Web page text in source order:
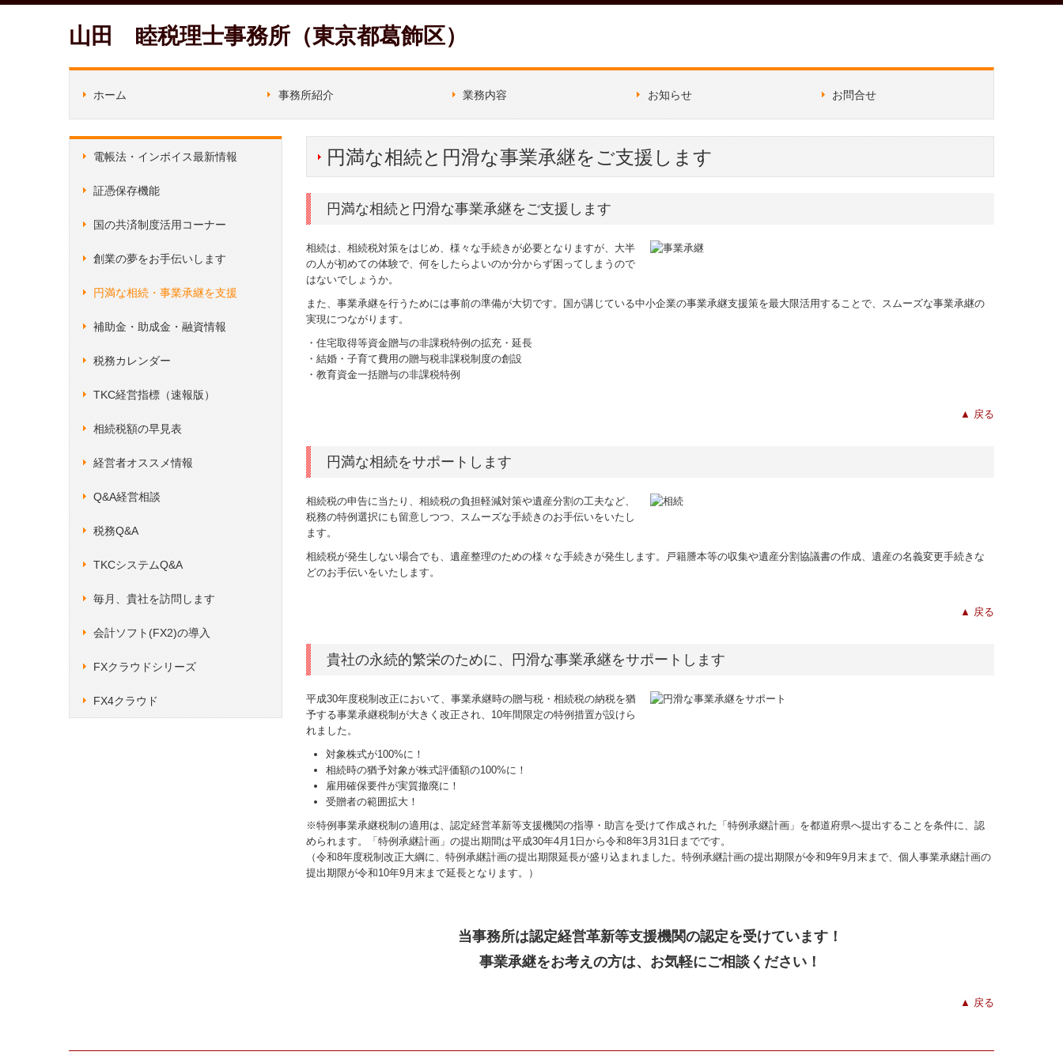
山田 睦税理士事務所（東京都葛飾区）
ホーム 事務所紹介
経営理念
料金について
スタッフ紹介
業務内容 お知らせ
これから創業される皆様へ
お問合せ
電帳法・インボイス最新情報
証憑保存機能
国の共済制度活用コーナー
創業の夢をお手伝いします
円満な相続・事業承継を支援
補助金・助成金・融資情報
税務カレンダー
TKC経営指標（速報版）
相続税額の早見表
経営者オススメ情報
Q&A経営相談
税務Q&A
TKCシステムQ&A
毎月、貴社を訪問します
会計ソフト(FX2)の導入
FXクラウドシリーズ
FX4クラウド
円満な相続と円滑な事業承継をご支援します
円満な相続と円滑な事業承継をご支援します
相続は、相続税対策をはじめ、様々な手続きが必要となりますが、大半
の人が初めての体験で、何をしたらよいのか分からず困ってしまうので
はないでしょうか。
また、事業承継を行うためには事前の準備が大切です。国が講じている中小企業の事業承継支援策を最大限活用することで、スムーズな事業承継の
実現につながります。
・住宅取得等資金贈与の非課税特例の拡充・延長
・結婚・子育て費用の贈与税非課税制度の創設
・教育資金一括贈与の非課税特例
▲ 戻る
円満な相続をサポートします
相続税の申告に当たり、相続税の負担軽減対策や遺産分割の工夫など、
税務の特例選択にも留意しつつ、スムーズな手続きのお手伝いをいたし
ます。
相続税が発生しない場合でも、遺産整理のための様々な手続きが発生します。戸籍謄本等の収集や遺産分割協議書の作成、遺産の名義変更手続きな
どのお手伝いをいたします。
▲ 戻る
貴社の永続的繁栄のために、円滑な事業承継をサポートします
平成30年度税制改正において、事業承継時の贈与税・相続税の納税を猶
予する事業承継税制が大きく改正され、10年間限定の特例措置が設けら
れました。
対象株式が100%に！
相続時の猶予対象が株式評価額の100%に！
雇用確保要件が実質撤廃に！
受贈者の範囲拡大！
※特例事業承継税制の適用は、認定経営革新等支援機関の指導・助言を受けて作成された「特例承継計画」を都道府県へ提出することを条件に、認
められます。「特例承継計画」の提出期間は平成30年4月1日から令和8年3月31日までです。
（令和8年度税制改正大綱に、特例承継計画の提出期限延長が盛り込まれました。特例承継計画の提出期限が令和9年9月末まで、個人事業承継計画の
提出期限が令和10年9月末まで延長となります。）
当事務所は認定経営革新等支援機関の認定を受けています！
事業承継をお考えの方は、お気軽にご相談ください！
▲ 戻る